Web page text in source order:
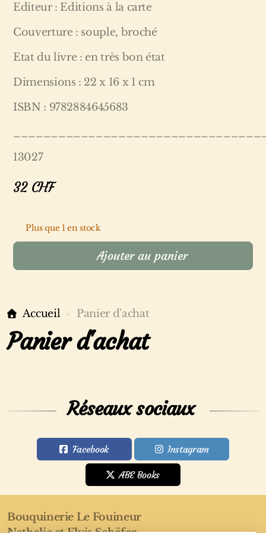
Editeur : Editions à la carte
Couverture : souple, broché
Etat du livre : en très bon état
Dimensions : 22 x 16 x 1 cm
ISBN : 9782884645683
13027
32CHF
Plus que 1 en stock
Ajouter au panier
Accueil Panier d'achat
Panier d'achat
Réseaux sociaux
Facebook Instagram
ABE Books
Bouquinerie Le Fouineur